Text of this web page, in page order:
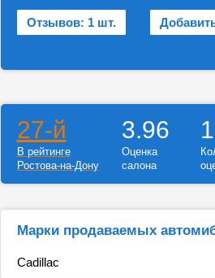
Отзывов: 1 шт.
27-й
В рейтинге
Ростова-на-Дону
3.96
Оценка
салона
1
Марки продаваемых
Cadillac